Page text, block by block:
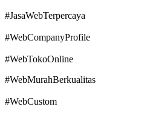
#JasaWebTerpercaya
#WebCompanyProfile
#WebTokoOnline
#WebMurahBerkualitas
#WebCustom